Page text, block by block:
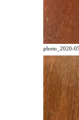
photo_2020-